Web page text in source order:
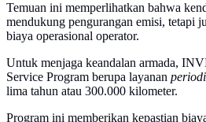
Temuan ini memperlihatkan bahwa
mendukung pengurangan emisi, tetapi
biaya operasional operator.
Untuk menjaga keandalan armada,
Service Program berupa layanan
lima tahun atau 300.000 kilometer.
Program ini memberikan kepastian